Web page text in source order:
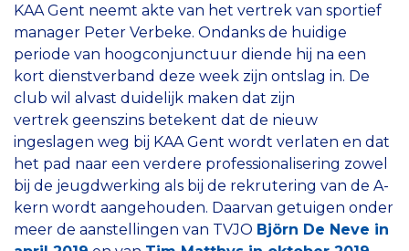
KAA Gent neemt akte van het vertrek van sportief
manager Peter Verbeke. Ondanks de huidige
periode van hoogconjunctuur diende hij na een
kort dienstverband deze week zijn ontslag in. De
club wil alvast duidelijk maken dat zijn
vertrek geenszins betekent dat de nieuw
ingeslagen weg bij KAA Gent wordt verlaten en dat
het pad naar een verdere professionalisering zowel
bij de jeugdwerking als bij de rekrutering van de A-
kern wordt aangehouden. Daarvan getuigen onder
meer de aanstellingen van TVJO Björn De Neve in